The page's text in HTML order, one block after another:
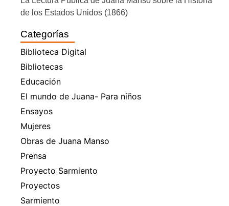
de los Estados Unidos (1866)
Categorías
Biblioteca Digital
Bibliotecas
Educación
El mundo de Juana- Para niños
Ensayos
Mujeres
Obras de Juana Manso
Prensa
Proyecto Sarmiento
Proyectos
Sarmiento